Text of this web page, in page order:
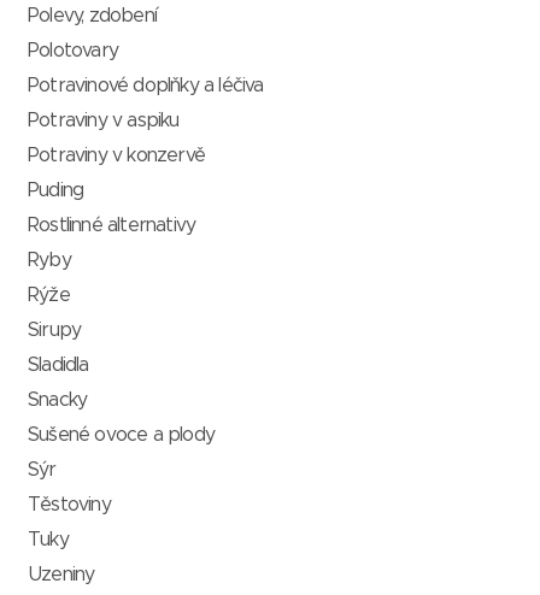
Polevy, zdobení
Polotovary
Potravinové doplňky a léčiva
Potraviny v aspiku
Potraviny v konzervě
Puding
Rostlinné alternativy
Ryby
Rýže
Sirupy
Sladidla
Snacky
Sušené ovoce a plody
Sýr
Těstoviny
Tuky
Uzeniny